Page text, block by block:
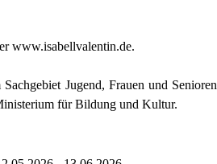
www.isabellvalentin.de.
Jugend, Frauen und Senioren
für Bildung und Kultur.